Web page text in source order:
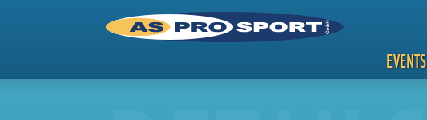
EVENTS